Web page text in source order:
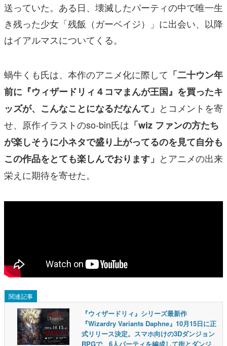
送っていた。ある日、壊滅したパーティの中で唯一生
き残った少女「残飯（ガーベイジ）」に出会い、以降
はイアルマスについてくる。
蝸牛くも氏は、本作のアニメ化に際して 「二十ウン年
前に『ウィザードリィ４コマまんが王国』を買ったキ
ッズが、こんなことになるだなんて」 とコメントを寄
せ、原作イラストのso-bin氏は 「wiz ファンの方たち
が楽しそうに小ネタで盛り上がってるのを見て自分も
この作品をとても楽しんでおります」 とアニメの出来
栄えに期待を寄せた。
関連記事
『ウィザードリィ』シリーズ最新作
『Wizardry Variants Daphne』10月15日に正
式リリース決定。スマホ向けの3Dダンジョン
RPGで、6人パーティを編成して街とダンジ